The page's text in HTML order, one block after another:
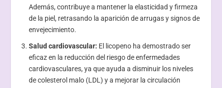
Además, contribuye a mantener la elasticidad y firmeza
de la piel, retrasando la aparición de arrugas y signos de
envejecimiento.
Salud cardiovascular: El licopeno ha demostrado ser
eficaz en la reducción del riesgo de enfermedades
cardiovasculares, ya que ayuda a disminuir los niveles
de colesterol malo (LDL) y a mejorar la circulación